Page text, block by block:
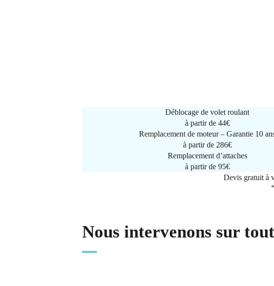
Déblocage de volet roulant
à partir de 44€
Remplacement de moteur – Garantie 10
à partir de 286€
Remplacement d’attaches
à partir de 95€
Devis gratuit à
Nous intervenons sur